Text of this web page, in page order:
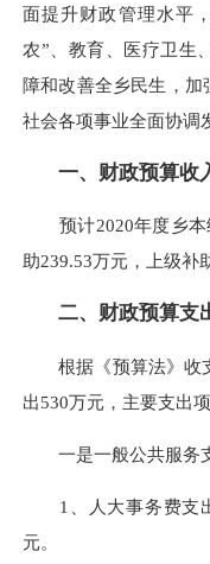
面提升财政管理水平
农”、教育、医疗卫生
障和改善全乡民生，
社会各项事业全面协调
一、财政预算收
预计2020年度乡本
助239.53万元，上级补
二、财政预算支
根据《预算法》收支
出530万元，主要支出
一是一般公共服务支
1、人大事务费支出
元。